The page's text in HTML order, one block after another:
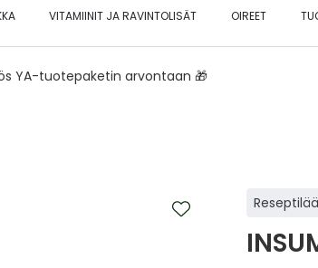
VITAMIINIT JA RAVINTOLISÄT OIREET
YA-tuotepaketin arvontaan 🎁